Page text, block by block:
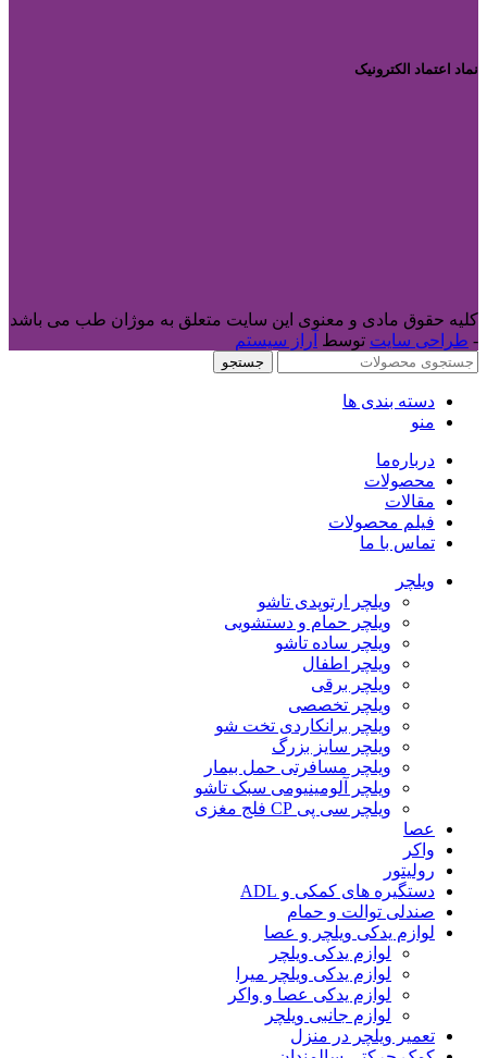
نماد اعتماد الکترونیک
کلیه حقوق مادی و معنوی این سایت متعلق به موژان طب می باشد
- طراحی سایت توسط آراز سیستم
جستجو
دسته بندی ها
منو
درباره‌ما
محصولات
مقالات
فیلم محصولات
تماس با ما
ویلچر
ویلچر ارتوپدی تاشو
ویلچر حمام و دستشویی
ویلچر ساده تاشو
ویلچر اطفال
ویلچر برقی
ویلچر تخصصی
ویلچر برانکاردی تخت شو
ویلچر سایز بزرگ
ویلچر مسافرتی حمل بیمار
ویلچر آلومینیومی سبک تاشو
ویلچر سی پی CP فلج مغزی
عصا
واکر
رولیتور
دستگیره های کمکی و ADL
صندلی توالت و حمام
لوازم یدکی ویلچر و عصا
لوازم یدکی ویلچر
لوازم یدکی ویلچر میرا
لوازم یدکی عصا و واکر
لوازم جانبی ویلچر
تعمیر ویلچر در منزل